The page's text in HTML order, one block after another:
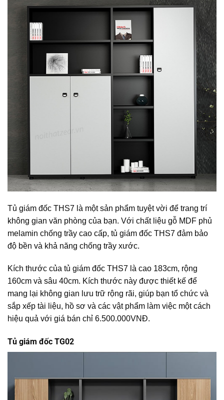
Tủ giám đốc THS7 là một sản phẩm tuyệt vời để trang trí
không gian văn phòng của bạn. Với chất liệu gỗ MDF phủ
melamin chống trầy cao cấp, tủ giám đốc THS7 đảm bảo
độ bền và khả năng chống trầy xước.
Kích thước của tủ giám đốc THS7 là cao 183cm, rộng
160cm và sâu 40cm. Kích thước này được thiết kế để
mang lại không gian lưu trữ rộng rãi, giúp bạn tổ chức và
sắp xếp tài liệu, hồ sơ và các vật phẩm làm việc một cách
hiệu quả với giá bán chỉ 6.500.000VNĐ.
Tủ giám đốc TG02